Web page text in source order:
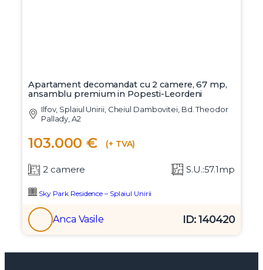
Apartament decomandat cu 2 camere, 67 mp,
ansamblu premium in Popesti-Leordeni
Ilfov, Splaiul Unirii, Cheiul Dambovitei, Bd. Theodor
Pallady, A2
103.000 € (+ TVA)
2 camere S.U.:57.1mp
Sky Park Residence – Splaiul Unirii
Anca Vasile ID: 140420